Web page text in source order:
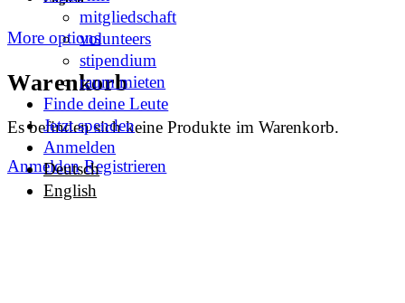
More options
Warenkorb
Es befinden sich keine Produkte im Warenkorb.
Anmelden Registrieren
mitgliedschaft
volunteers
stipendium
raum mieten
Finde deine Leute
Jetzt spenden
Anmelden
Deutsch
English